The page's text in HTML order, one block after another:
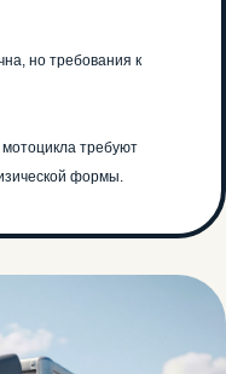
но требования к
требуют
формы.